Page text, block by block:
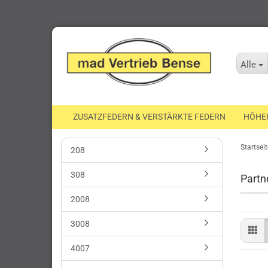
Alle
ZUSATZFEDERN & VERSTÄRKTE FEDERN
208
308
2008
3008
4007